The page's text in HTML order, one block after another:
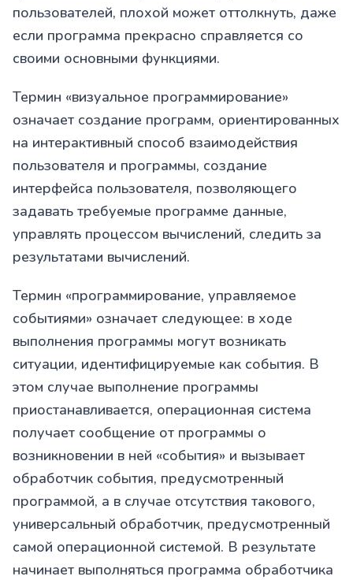
пользователей, плохой может оттолкнуть, даже
если программа прекрасно справляется со
своими основными функциями.
Термин «визуальное программирование»
означает создание программ, ориентированных
на интерактивный способ взаимодействия
пользователя и программы, создание
интерфейса пользователя, позволяющего
задавать требуемые программе данные,
управлять процессом вычислений, следить за
результатами вычислений.
Термин «программирование, управляемое
событиями» означает следующее: в ходе
выполнения программы могут возникать
ситуации, идентифицируемые как события. В
этом случае выполнение программы
приостанавливается, операционная система
получает сообщение от программы о
возникновении в ней «события» и вызывает
обработчик события, предусмотренный
программой, а в случае отсутствия такового,
универсальный обработчик, предусмотренный
самой операционной системой. В результате
начинает выполняться программа обработчика